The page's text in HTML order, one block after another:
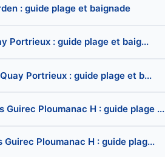
: guide plage et baignade
Portrieux : guide plage et baig...
Portrieux : guide plage et b...
Guirec Ploumanac H : guide plage ...
Ploumanac H : guide plag...